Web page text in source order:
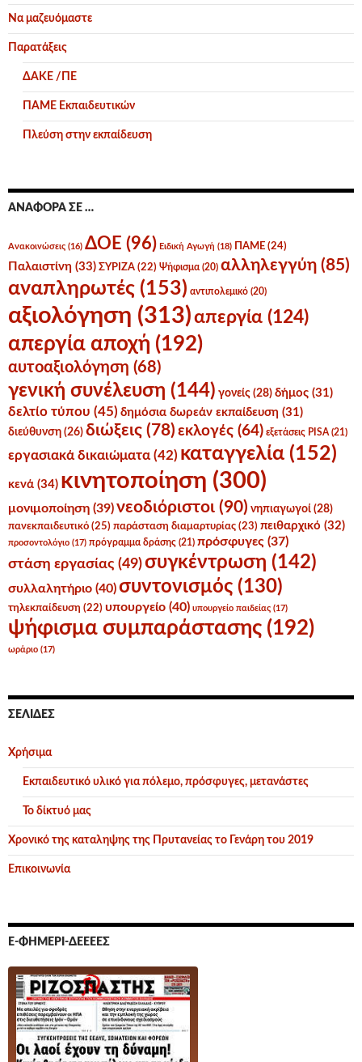
Να μαζευόμαστε
Παρατάξεις
ΔΑΚΕ /ΠΕ
ΠΑΜΕ Εκπαιδευτικών
Πλεύση στην εκπαίδευση
ΑΝΑΦΟΡΆ ΣΕ …
Ανακοινώσεις (16) ΔΟΕ (96) Ειδική Αγωγή (18) ΠΑΜΕ (24)
Παλαιστίνη (33) ΣΥΡΙΖΑ (22) Ψήφισμα (20) αλληλεγγύη (85)
αναπληρωτές (153) αντιπολεμικό (20)
αξιολόγηση (313)απεργία (124)
απεργία αποχή (192)
αυτοαξιολόγηση (68)
γενική συνέλευση (144) γονείς (28) δήμος (31)
δελτίο τύπου (45) δημόσια δωρεάν εκπαίδευση (31)
διεύθυνση (26) διώξεις (78) εκλογές (64) εξετάσεις PISA (21)
εργασιακά δικαιώματα(42) καταγγελία (152)
κενά (34) κινητοποίηση (300)
μονιμοποίηση (39)νεοδιόριστοι (90) νηπιαγωγοί (28)
πανεκπαιδευτικό (25) παράσταση διαμαρτυρίας (23) πειθαρχικό (32)
προσοντολόγιο (17) πρόγραμμα δράσης (21) πρόσφυγες (37)
στάση εργασίας (49)συγκέντρωση (142)
συλλαλητήριο (40)συντονισμός (130)
τηλεκπαίδευση (22) υπουργείο (40) υπουργείο παιδείας (17)
ψήφισμα συμπαράστασης (192)
ωράριο (17)
ΣΕΛΊΔΕΣ
Χρήσιμα
Εκπαιδευτικό υλικό για πόλεμο, πρόσφυγες, μετανάστες
Το δίκτυό μας
Χρονικό της καταληψης της Πρυτανείας το Γενάρη του 2019
Επικοινωνία
Ε-ΦΗΜΕΡΊ-ΔΕΕΕΕΣ